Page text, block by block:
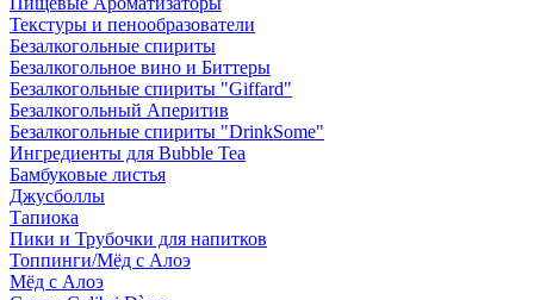
Текстуры и пенообразователи
Безалкогольные спириты
Безалкогольное вино и Биттеры
Безалкогольные спириты "Giffard"
Безалкогольный Аперитив
Безалкогольные спириты "DrinkSome"
Ингредиенты для Bubble Tea
Бамбуковые листья
Джусболлы
Тапиока
Пики и Трубочки для напитков
Топпинги/Мёд с Алоэ
Мёд с Алоэ